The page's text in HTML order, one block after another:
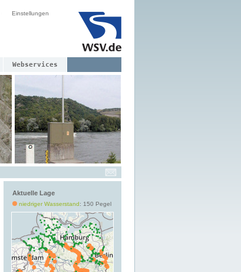
Einstellungen
Webservices
Aktuelle Lage
niedriger Wasserstand: 150 Pegel